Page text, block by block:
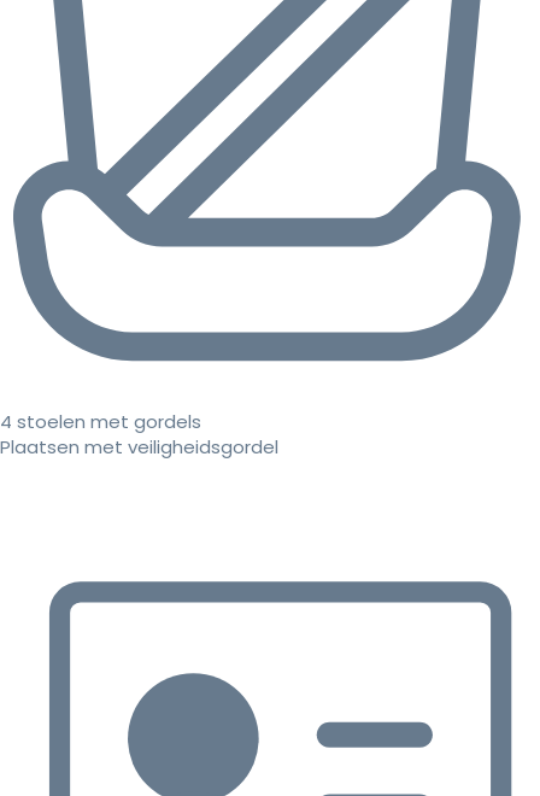
4 stoelen met gordels
Plaatsen met veiligheidsgordel